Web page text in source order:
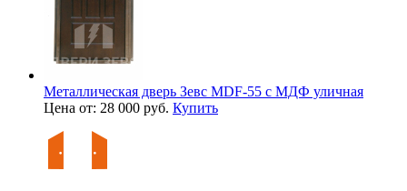
Металлическая дверь Зевс MDF-55 с МДФ уличная
Цена от: 28 000 руб. Купить